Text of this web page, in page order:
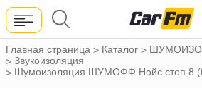
Главная страница > Каталог >
> Звукоизоляция
> Шумоизоляция ШУМОФФ Нойс стоп 8